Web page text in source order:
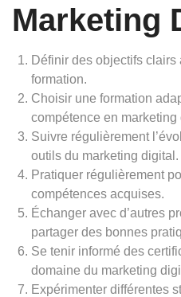
Marketing
Définir des objectifs
formation.
Choisir une formation
compétence en marketing
Suivre régulièrement
outils du marketing digital.
Pratiquer régulièrement
compétences acquises.
Échanger avec d’autres
partager des bonnes
Se tenir informé des
domaine du marketing
Expérimenter différentes